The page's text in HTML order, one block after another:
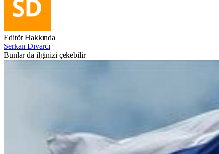
Editör Hakkında
Serkan Divarcı
Bunlar da ilginizi çekebilir